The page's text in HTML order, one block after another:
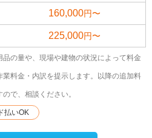
160,000円〜
225,000円〜
の量や、現場や建物の状況によって料金
料金・内訳を提示します。以降の追加料
で、相談ください。
払いOK